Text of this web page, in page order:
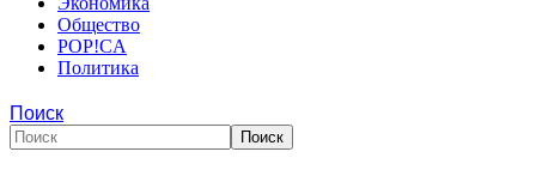
Общество
POP!CA
Политика
Поиск